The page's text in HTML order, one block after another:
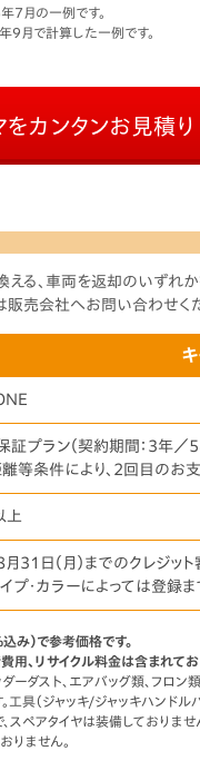
7月の一例です。
9月で計算した一例です。
をカンタンお見積り
える、車両を返却のいずれ
販売会社へお問い合わせく
証プラン（契約期間：3年／
等条件により、2回目のお
上
31日（月）までのクレジッ
プ・カラーによっては登録
）で参考価格です。
用、リサイクル料金は含まれてお
ーダスト、エアバッグ類、フ
具（ジャッキ/ジャッキハンドル
スペアタイヤは装備しておりませ
りません。